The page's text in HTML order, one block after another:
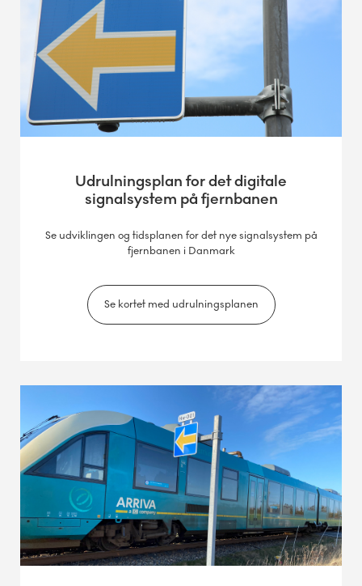
Udrulningsplan for det digitale
signalsystem på fjernbanen
Se udviklingen og tidsplanen for det nye signalsystem på
fjernbanen i Danmark
Se kortet med udrulningsplanen